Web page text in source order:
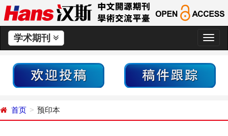
学术期刊
切
换
航
首页 预印本